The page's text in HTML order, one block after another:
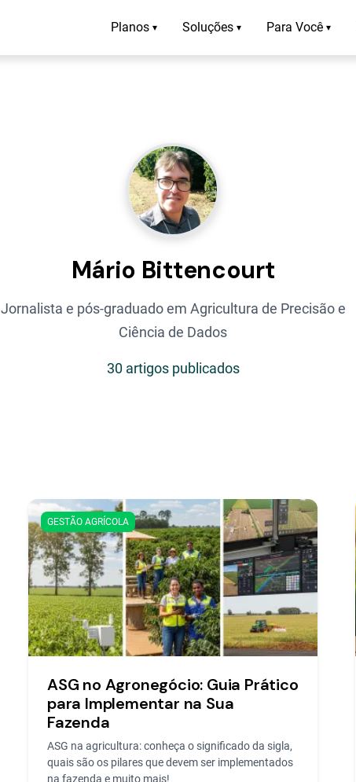
Planos ▾ Soluções ▾ Para Você ▾
Mário Bittencourt
Jornalista e pós-graduado em Agricultura de Precisão e
Ciência de Dados
30 artigos publicados
GESTÃO AGRÍCOLA
ASG no Agronegócio: Guia Prático
para Implementar na Sua
Fazenda
ASG na agricultura: conheça o significado da sigla,
quais são os pilares que devem ser implementados
na fazenda e muito mais!